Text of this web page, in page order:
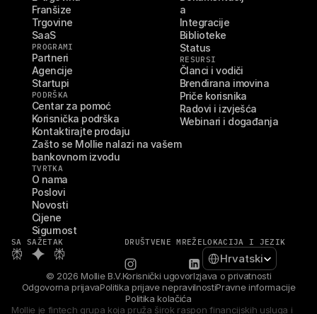
Franšize
Trgovine
SaaS
PROGRAMI
Partneri
Agencije
Startupi
PODRŠKA
Centar za pomoć
Korisnička podrška
Kontaktirajte prodaju
Zašto se Mollie nalazi na vašem
bankovnom izvodu
TVRTKA
O nama
Poslovi
Novosti
Cijene
Sigurnost
a
Integracije
Biblioteke
Status
RESURSI
Članci i vodiči
Brendirana imovina
Priče korisnika
Radovi i izvješća
Webinari i događanja
SA SAŽETAK DRUŠTVENE MREŽELOKACIJA I JEZIK
Select Language
Hrvatski
© 2026 Mollie B.V.Korisnički ugovorIzjava o privatnosti
Odgovorna prijavaPolitika prijave nepravilnostiPravne informacije
Politika kolačića
Mollie je fintech grupa koja pruža širok raspon financijskih usluga i